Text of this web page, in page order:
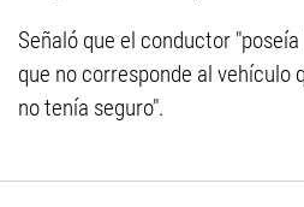
Señaló que el conductor
que no corresponde al vehículo
no tenía seguro".